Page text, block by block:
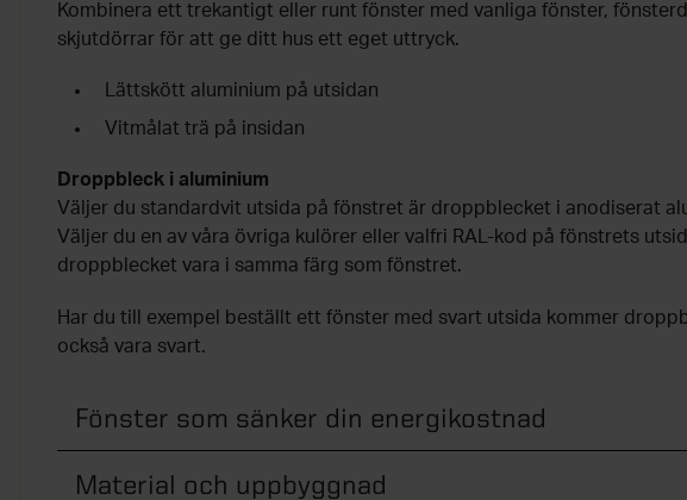
Kombinera ett trekantigt eller runt fönster med vanliga fönster,
skjutdörrar för att ge ditt hus ett eget uttryck.
Lättskött aluminium på utsidan
Vitmålat trä på insidan
Droppbleck i aluminium
Väljer du standardvit utsida på fönstret är droppblecket i anodiserat
Väljer du en av våra övriga kulörer eller valfri RAL-kod på fönstrets
droppblecket vara i samma färg som fönstret.
Har du till exempel beställt ett fönster med svart utsida kommer
också vara svart.
Fönster som sänker din energikostnad
Material och uppbyggnad